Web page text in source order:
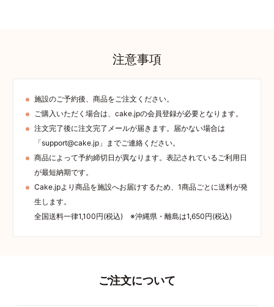
注意事項
施設のご予約後、商品をご注文ください。
ご購入いただく場合は、cake.jpの会員登録が必要となります。
注文完了後に注文完了メールが届きます。届かない場合は
「support@cake.jp」までご連絡ください。
商品によって予約締切日が異なります。表記されているご利用日
が最短納期です。
Cake.jpより商品を施設へお届けするため、1商品ごとに送料が発
生します。
全国送料一律1,100円(税込) ※沖縄県・離島は1,650円(税込)
ご注文について